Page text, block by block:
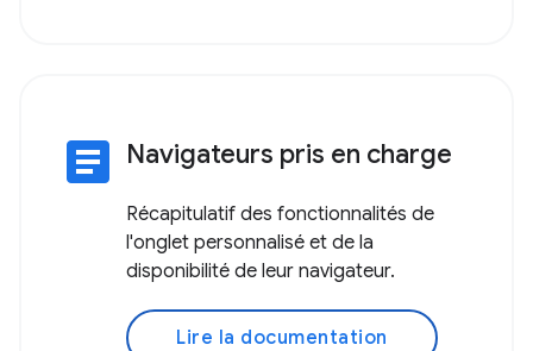
article Navigateurs pris en charge
Récapitulatif des fonctionnalités de
l'onglet personnalisé et de la
disponibilité de leur navigateur.
Lire la documentation